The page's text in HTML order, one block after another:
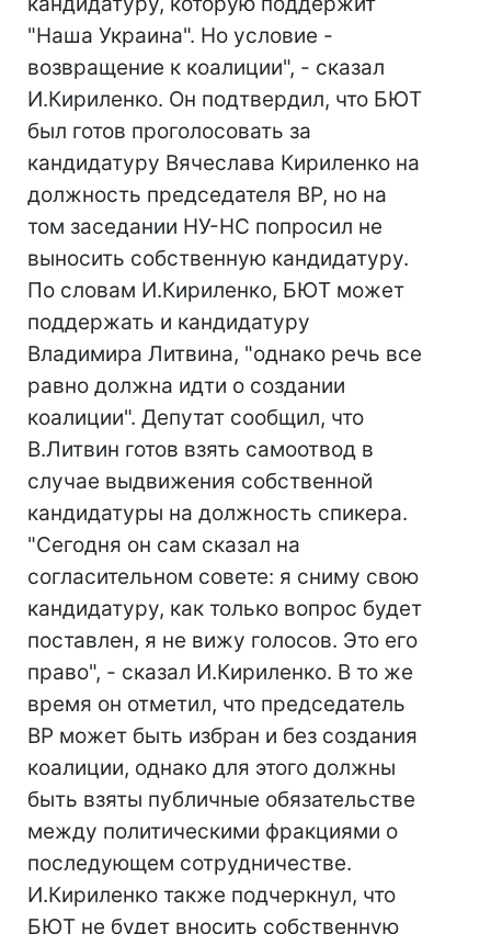
"Наша Украина". Но условие -
возвращение к коалиции", - сказал
И.Кириленко. Он подтвердил, что БЮТ
был готов проголосовать за
кандидатуру Вячеслава Кириленко на
должность председателя ВР, но на
том заседании НУ-НС попросил не
выносить собственную кандидатуру.
По словам И.Кириленко, БЮТ может
поддержать и кандидатуру
Владимира Литвина, "однако речь все
равно должна идти о создании
коалиции". Депутат сообщил, что
В.Литвин готов взять самоотвод в
случае выдвижения собственной
кандидатуры на должность спикера.
"Сегодня он сам сказал на
согласительном совете: я сниму свою
кандидатуру, как только вопрос будет
поставлен, я не вижу голосов. Это его
право", - сказал И.Кириленко. В то же
время он отметил, что председатель
ВР может быть избран и без создания
коалиции, однако для этого должны
быть взяты публичные обязательстве
между политическими фракциями о
последующем сотрудничестве.
И.Кириленко также подчеркнул, что
БЮТ не будет вносить собственную